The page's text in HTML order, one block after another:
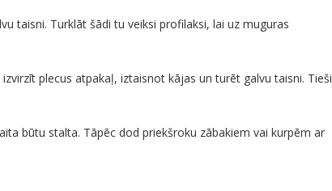
taisni. Turklāt šādi tu veiksi profilaksi, lai uz muguras
plecus atpakaļ, iztaisnot kājas un turēt galvu taisni. Tieši
būtu stalta. Tāpēc dod priekšroku zābakiem vai kurpēm ar